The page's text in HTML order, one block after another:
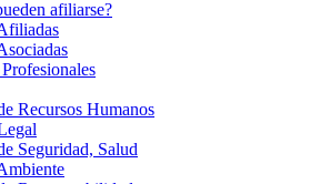
afiliarse?
Recursos Humanos
Seguridad, Salud